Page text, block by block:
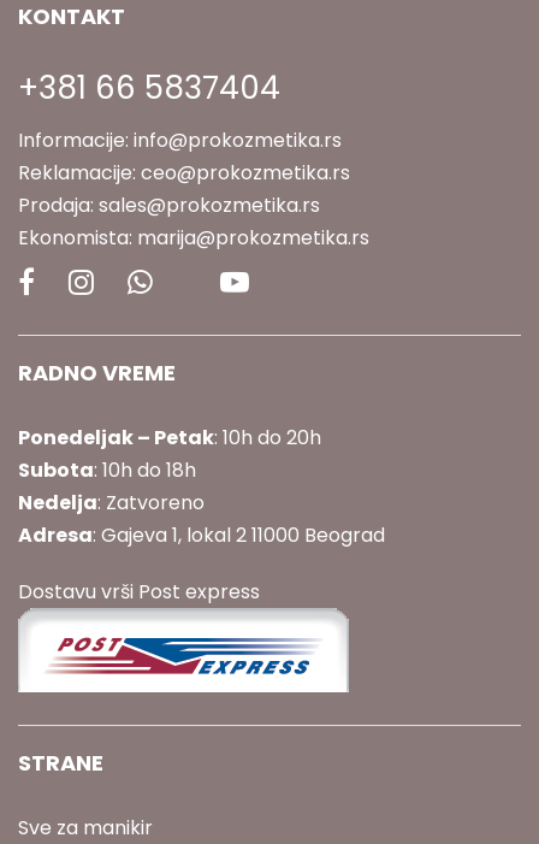
KONTAKT
+381 66 5837404
Informacije: info@prokozmetika.rs
Reklamacije: ceo@prokozmetika.rs
Prodaja: sales@prokozmetika.rs
Ekonomista: marija@prokozmetika.rs
RADNO VREME
Ponedeljak – Petak: 10h do 20h
Subota: 10h do 18h
Nedelja: Zatvoreno
Adresa: Gajeva 1, lokal 2 11000 Beograd
Dostavu vrši Post express
STRANE
Sve za manikir